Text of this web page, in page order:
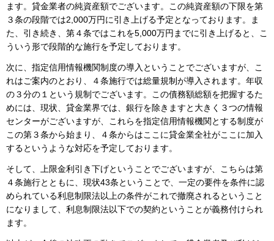
ます。貸金業者の純資産額でございます。この純資産額の下限を第
３条の段階では2,000万円に引き上げる予定となっております。ま
た、引き続き、第４条ではこれを5,000万円までに引き上げると、こ
ういう形で段階的な施行を予定しております。
次に、指定信用情報機関制度の導入ということでございますが、こ
れはご案内のとおり、４条施行では総量規制が導入されます。年収
の３分の１という規制でございます。この債務額総額を把握するた
めには、現状、貸金業界では、銀行を除きますと大きく３つの情報
センターがございますが、これらを指定信用情報機関とする制度が
この第３条から始まり、４条からはここに貸金業全社がここに加入
するというような対応を予定しております。
そして、上限金利引き下げということでございますが、こちらは第
４条施行とともに、現状43条ということで、一定の要件を条件に認
められている利息制限法以上の条件がこれで撤廃されるということ
になりまして、利息制限法以下での契約ということが義務付けられ
ます。